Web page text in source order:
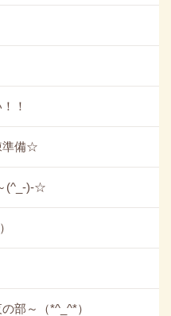
！
準備☆
(^_-)-☆
部～（*^_^*）